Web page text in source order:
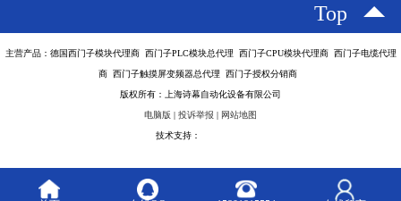
Top
主营产品：德国西门子模块代理商 西门子PLC模块总代理 西门子CPU模块代理商 西门子电缆代理
商 西门子触摸屏变频器总代理 西门子授权分销商
版权所有：上海诗幕自动化设备有限公司
电脑版 | 投诉举报 | 网站地图
技术支持：